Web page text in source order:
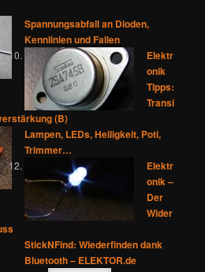
Spannungsabfall an Dioden,
Kennlinien und Fallen
Elektr
onik
Tipps:
Transi
(B)
Lampen, LEDs, Helligkeit, Poti,
Trimmer…
Elektr
onik –
Der
Wider
StickNFind: Wiederfinden dank
Bluetooth – ELEKTOR.de